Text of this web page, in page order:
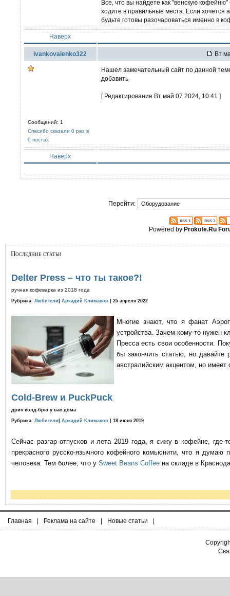
Все, что вы найдете как "венскую
ходите в правильные места. Если
будьте готовы разочароваться именно в
Наверх
ivankovalenko322 Вт
Сообщений: 1
Спасибо сказали 0 раз в
0 постах
Нашел замечательный сайт по данной
добавить
[ Редактирование Вт май 07 2024, 10:41 ]
Наверх
Перейти:
Powered byProkofe.Ru
Последние статьи
Delter Press – что ты такое?!
ручная кофеварка из 2018 года
Рубрика: Любители Аркадий Климанов | 25 апреля 2022
Многие знают, что я фанат
устройства. Зачем кому-то нужен
Пресса есть свои особенности.
бы закончить статью, но давайте
австралийским акцентом, но имеет
Cold-Brew и PuckPuck
дрип колд-брю у вас дома
Рубрика: Любители Аркадий Климанов | 18 июня 2019
Сейчас разгар отпусков и лета 2019 года, я сижу в кофейне,
прекрасного русско-язычного кофейного комьюнити, что я
человека. Тем более, что у Sweet Beans Coffee на складе в
Главная | Реклама на сайте | Новые статьи |